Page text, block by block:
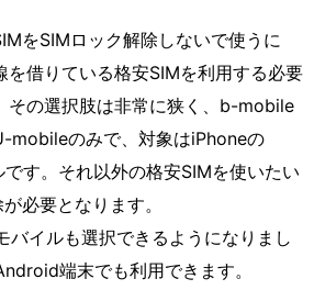
をSIMロック解除しないで使うに
を借りている格安SIMを利用する必要
その選択肢は非常に狭く、b-mobile
mobileのみで、対象はiPhoneの
す。それ以外の格安SIMを使いたい
必要となります。
バイルも選択できるようになりまし
端末でも利用できます。